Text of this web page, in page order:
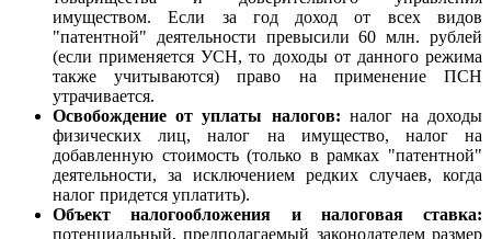
имуществом. Если за год доход от всех видов
"патентной" деятельности превысили 60 млн. рублей
(если применяется УСН, то доходы от данного режима
также учитываются) право на применение ПСН
утрачивается.
Освобождение от уплаты налогов: налог на доходы
физических лиц, налог на имущество, налог на
добавленную стоимость(только в рамках "патентной"
деятельности, за исключением редких случаев, когда
налог придется уплатить).
Объект налогообложения и налоговая ставка:
потенциальный, предполагаемый законодателем размер